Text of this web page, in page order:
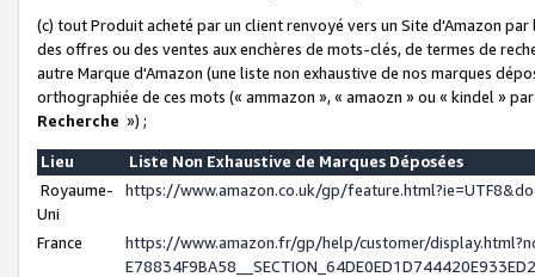
(c) tout Produit acheté par un client renvoyé vers un Site d'Amazon
des offres ou des ventes aux enchères de mots-clés, de termes de
autre Marque d'Amazon (une liste non exhaustive de nos marques
orthographiée de ces mots (« ammazon », « amaozn » ou « kindel »
Recherche ») ;
Lieu
Liste Non Exhaustive de Marques Déposées
Royaume-
Uni
https://www.amazon.co.uk/gp/
France
https://www.amazon.fr/gp/help/customer/